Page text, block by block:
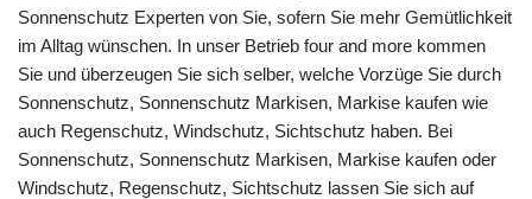
Sonnenschutz Experten von Sie, sofern Sie mehr Gemütlichkeit
im Alltag wünschen. In unser Betrieb four and more kommen
Sie und überzeugen Sie sich selber, welche Vorzüge Sie durch
Sonnenschutz, Sonnenschutz Markisen, Markise kaufen wie
auch Regenschutz, Windschutz, Sichtschutz haben. Bei
Sonnenschutz, Sonnenschutz Markisen, Markise kaufen oder
Windschutz, Regenschutz, Sichtschutz lassen Sie sich auf